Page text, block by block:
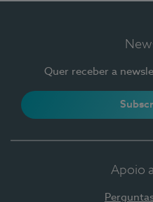
Quer receber a
Apoio